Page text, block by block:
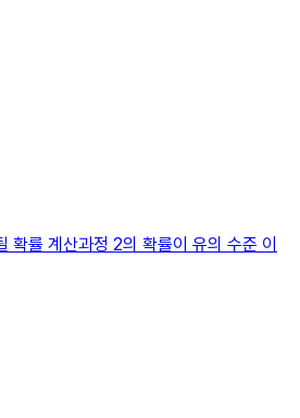
률 계산과정 2의 확률이 유의 수준 이